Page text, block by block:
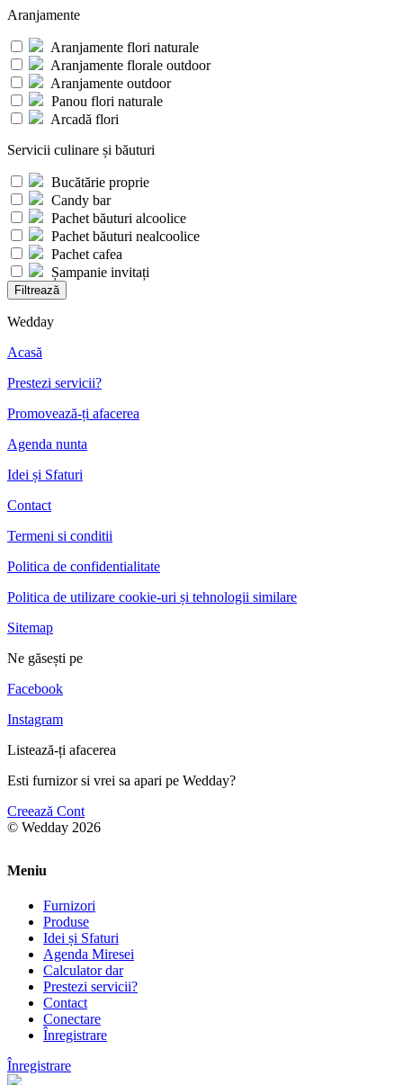
Aranjamente
Aranjamente flori naturale
Aranjamente florale outdoor
Aranjamente outdoor
Panou flori naturale
Arcadă flori
Servicii culinare și băuturi
Bucătărie proprie
Candy bar
Pachet băuturi alcoolice
Pachet băuturi nealcoolice
Pachet cafea
Șampanie invitați
Filtrează
Wedday
Acasă
Prestezi servicii?
Promovează-ți afacerea
Agenda nunta
Idei și Sfaturi
Contact
Termeni si conditii
Politica de confidentialitate
Politica de utilizare cookie-uri și tehnologii similare
Sitemap
Ne găsești pe
Facebook
Instagram
Listează-ți afacerea
Esti furnizor si vrei sa apari pe Wedday?
Creează Cont
© Wedday 2026
Meniu
Furnizori
Produse
Idei și Sfaturi
Agenda Miresei
Calculator dar
Prestezi servicii?
Contact
Conectare
Înregistrare
Înregistrare